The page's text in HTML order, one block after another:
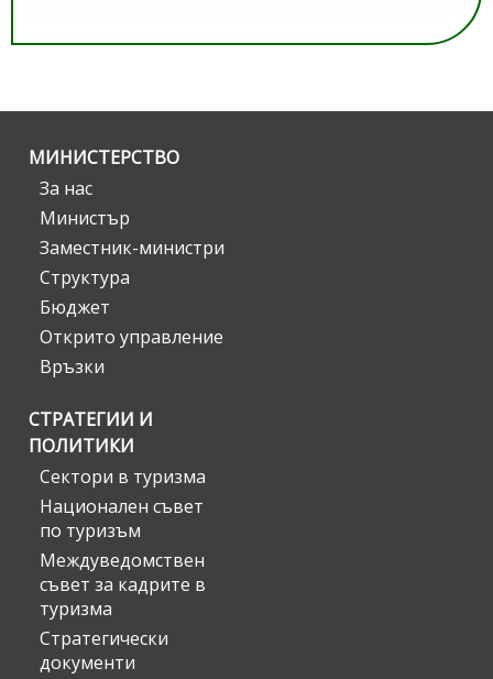
МИНИСТЕРСТВО
За нас
Министър
Заместник-министри
Структура
Бюджет
Открито управление
Връзки
СТРАТЕГИИ И
ПОЛИТИКИ
Сектори в туризма
Национален съвет
по туризъм
Междуведомствен
съвет за кадрите в
туризма
Стратегически
документи